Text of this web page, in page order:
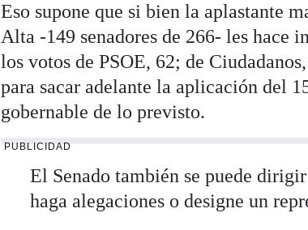
Eso supone que si bien la aplastante
Alta -149 senadores de 266- les hace
los votos de PSOE, 62; de
para sacar adelante la aplicación del
gobernable de lo previsto.
PUBLICIDAD
El Senado también se puede
haga alegaciones o designe un